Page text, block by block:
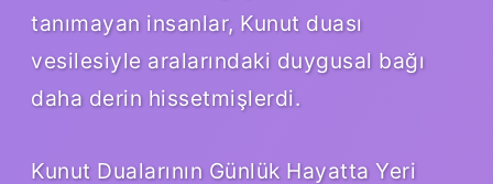
tanımayan insanlar, Kunut duası
vesilesiyle aralarındaki duygusal bağı
daha derin hissetmişlerdi.
Kunut Dualarının Günlük Hayatta Yeri